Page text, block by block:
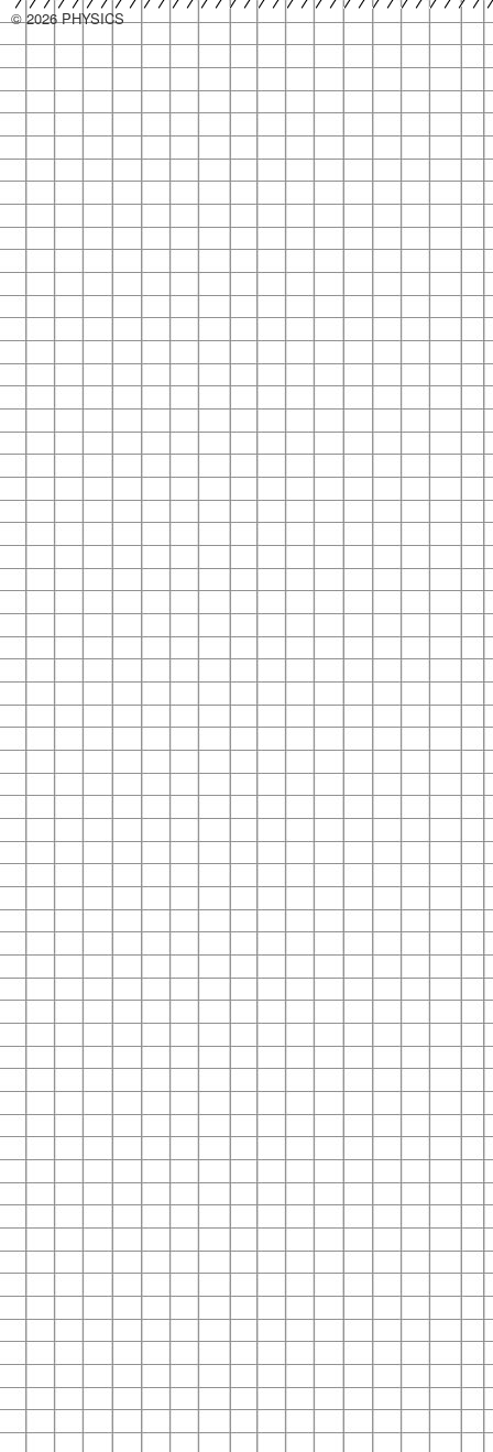
© 2026 PHYSICS
hacklink
paneli
hacklink
paneli
hacklink
hacklink
hacklink
hacklink
satın
al
hacklink
paneli
hacklink
paneli
hacklink
satın
al
hacklink
satın
al
izmir
web
ajans
izmir
reklam
ajansı
hacklink
paneli
hacklink
paneli
hacklink
paneli
hacklink
paneli
hacklink
paneli
hacklink
paneli
hacklink
hacklink
hacklink
hacklink
satın
al
hacklink
paneli
hacklink
paneli
taraftarium24
taraftarium24
jojobet
jojobet
giriş
sahabet
sahabet
giriş
有
道
翻
译
有
道
翻
译
jojobet
jojobet
giriş
jojobet
jojobet
giriş
onwin
onwin
giriş
taraftarium24
canlı
maç
izle
cratosroyalbet
güncel
cratosroyalbet
güncel
tipobet
tipobet
giriş
telegram
telegram
下
载
爱
思
助
手
爱
思
助
手
tipobet
kayıt
tipobet
güncel
giriş
wps
wps
下
载
jojobet
jojobet
giriş
türk
ifşa
türk
ifşa
jojobet
jojobet
giriş
汽
水
音
乐
汽
水
音
乐
taraftarium24
canlı
maç
izle
汽
水
音
乐
汽
水
音
乐
jojobet
jojobet
giriş
casibom
casibom
giriş
jojobet
jojobet
giriş
jojobet
jojobet
giriş
taraftarium24
canlı
maç
izle
taraftarium24
canlı
maç
izle
casibom
casibom
giriş
jojobet
jojobet
giriş
jojobet
jojobet
giriş
taraftarium24
canlı
maç
izle
casibom
casibom
giriş
jojobet
jojobet
giriş
wps
官
网
wps
下
载
jojobet
jojobet
giriş